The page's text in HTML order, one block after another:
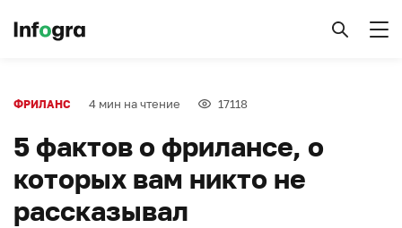
ФРИЛАНС 4 мин на чтение 17118
5 фактов о фрилансе, о
которых вам никто не
рассказывал